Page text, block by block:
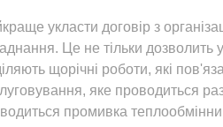
укласти договір з
Це не тільки дозволить
щорічні роботи, які
яке проводиться
промивка